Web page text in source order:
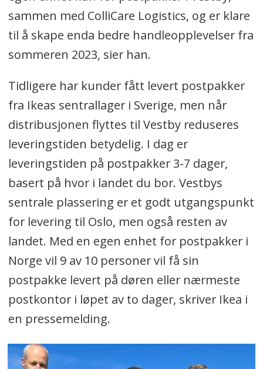
sammen med ColliCare Logistics, og er klare
til å skape enda bedre handleopplevelser fra
sommeren 2023, sier han.
Tidligere har kunder fått levert postpakker
fra Ikeas sentrallager i Sverige, men når
distribusjonen flyttes til Vestby reduseres
leveringstiden betydelig. I dag er
leveringstiden på postpakker 3-7 dager,
basert på hvor i landet du bor. Vestbys
sentrale plassering er et godt utgangspunkt
for levering til Oslo, men også resten av
landet. Med en egen enhet for postpakker i
Norge vil 9 av 10 personer vil få sin
postpakke levert på døren eller nærmeste
postkontor i løpet av to dager, skriver Ikea i
en pressemelding.